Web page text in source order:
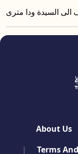
quick links
About Us
Terms